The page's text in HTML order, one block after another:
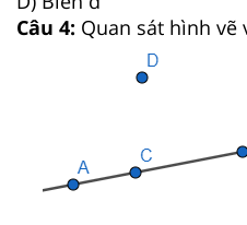
Câu 4: Quan sát hình vẽ